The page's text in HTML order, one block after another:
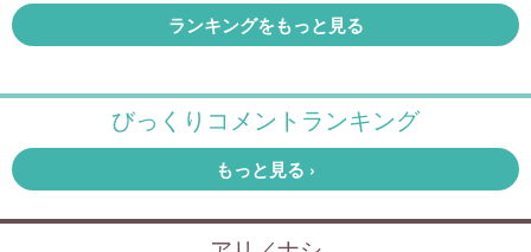
ランキングをもっと見る